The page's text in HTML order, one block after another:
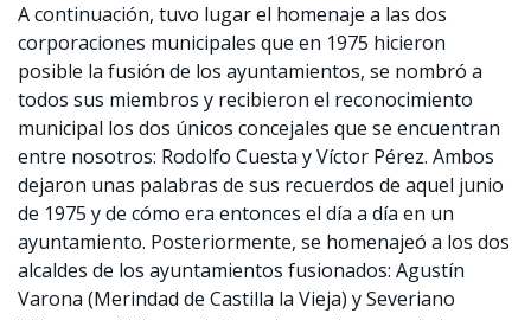
A continuación, tuvo lugar el homenaje a las dos
corporaciones municipales que en 1975 hicieron
posible la fusión de los ayuntamientos, se nombró a
todos sus miembros y recibieron el reconocimiento
municipal los dos únicos concejales que se encuentran
entre nosotros: Rodolfo Cuesta y Víctor Pérez. Ambos
dejaron unas palabras de sus recuerdos de aquel junio
de 1975 y de cómo era entonces el día a día en un
ayuntamiento. Posteriormente, se homenajeó a los dos
alcaldes de los ayuntamientos fusionados: Agustín
Varona (Merindad de Castilla la Vieja) y Severiano